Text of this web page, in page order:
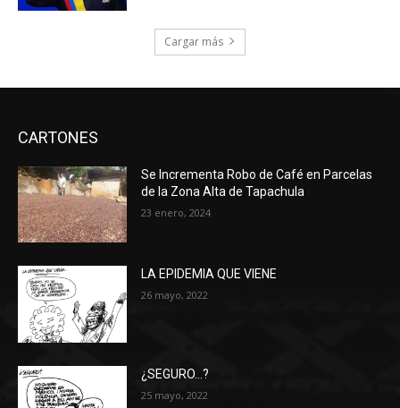
Cargar más
CARTONES
Se Incrementa Robo de Café en Parcelas
de la Zona Alta de Tapachula
23 enero, 2024
LA EPIDEMIA QUE VIENE
26 mayo, 2022
¿SEGURO…?
25 mayo, 2022